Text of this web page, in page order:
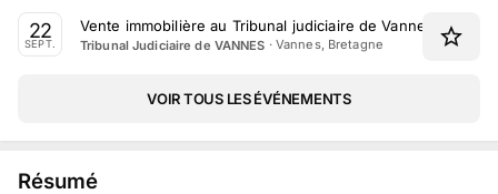
22
SEPT.
Vente immobilière au Tribunal judiciaire de Vannes le 22
Tribunal Judiciaire de VANNES · Vannes, Bretagne
VOIR TOUS LES ÉVÉNEMENTS
Résumé